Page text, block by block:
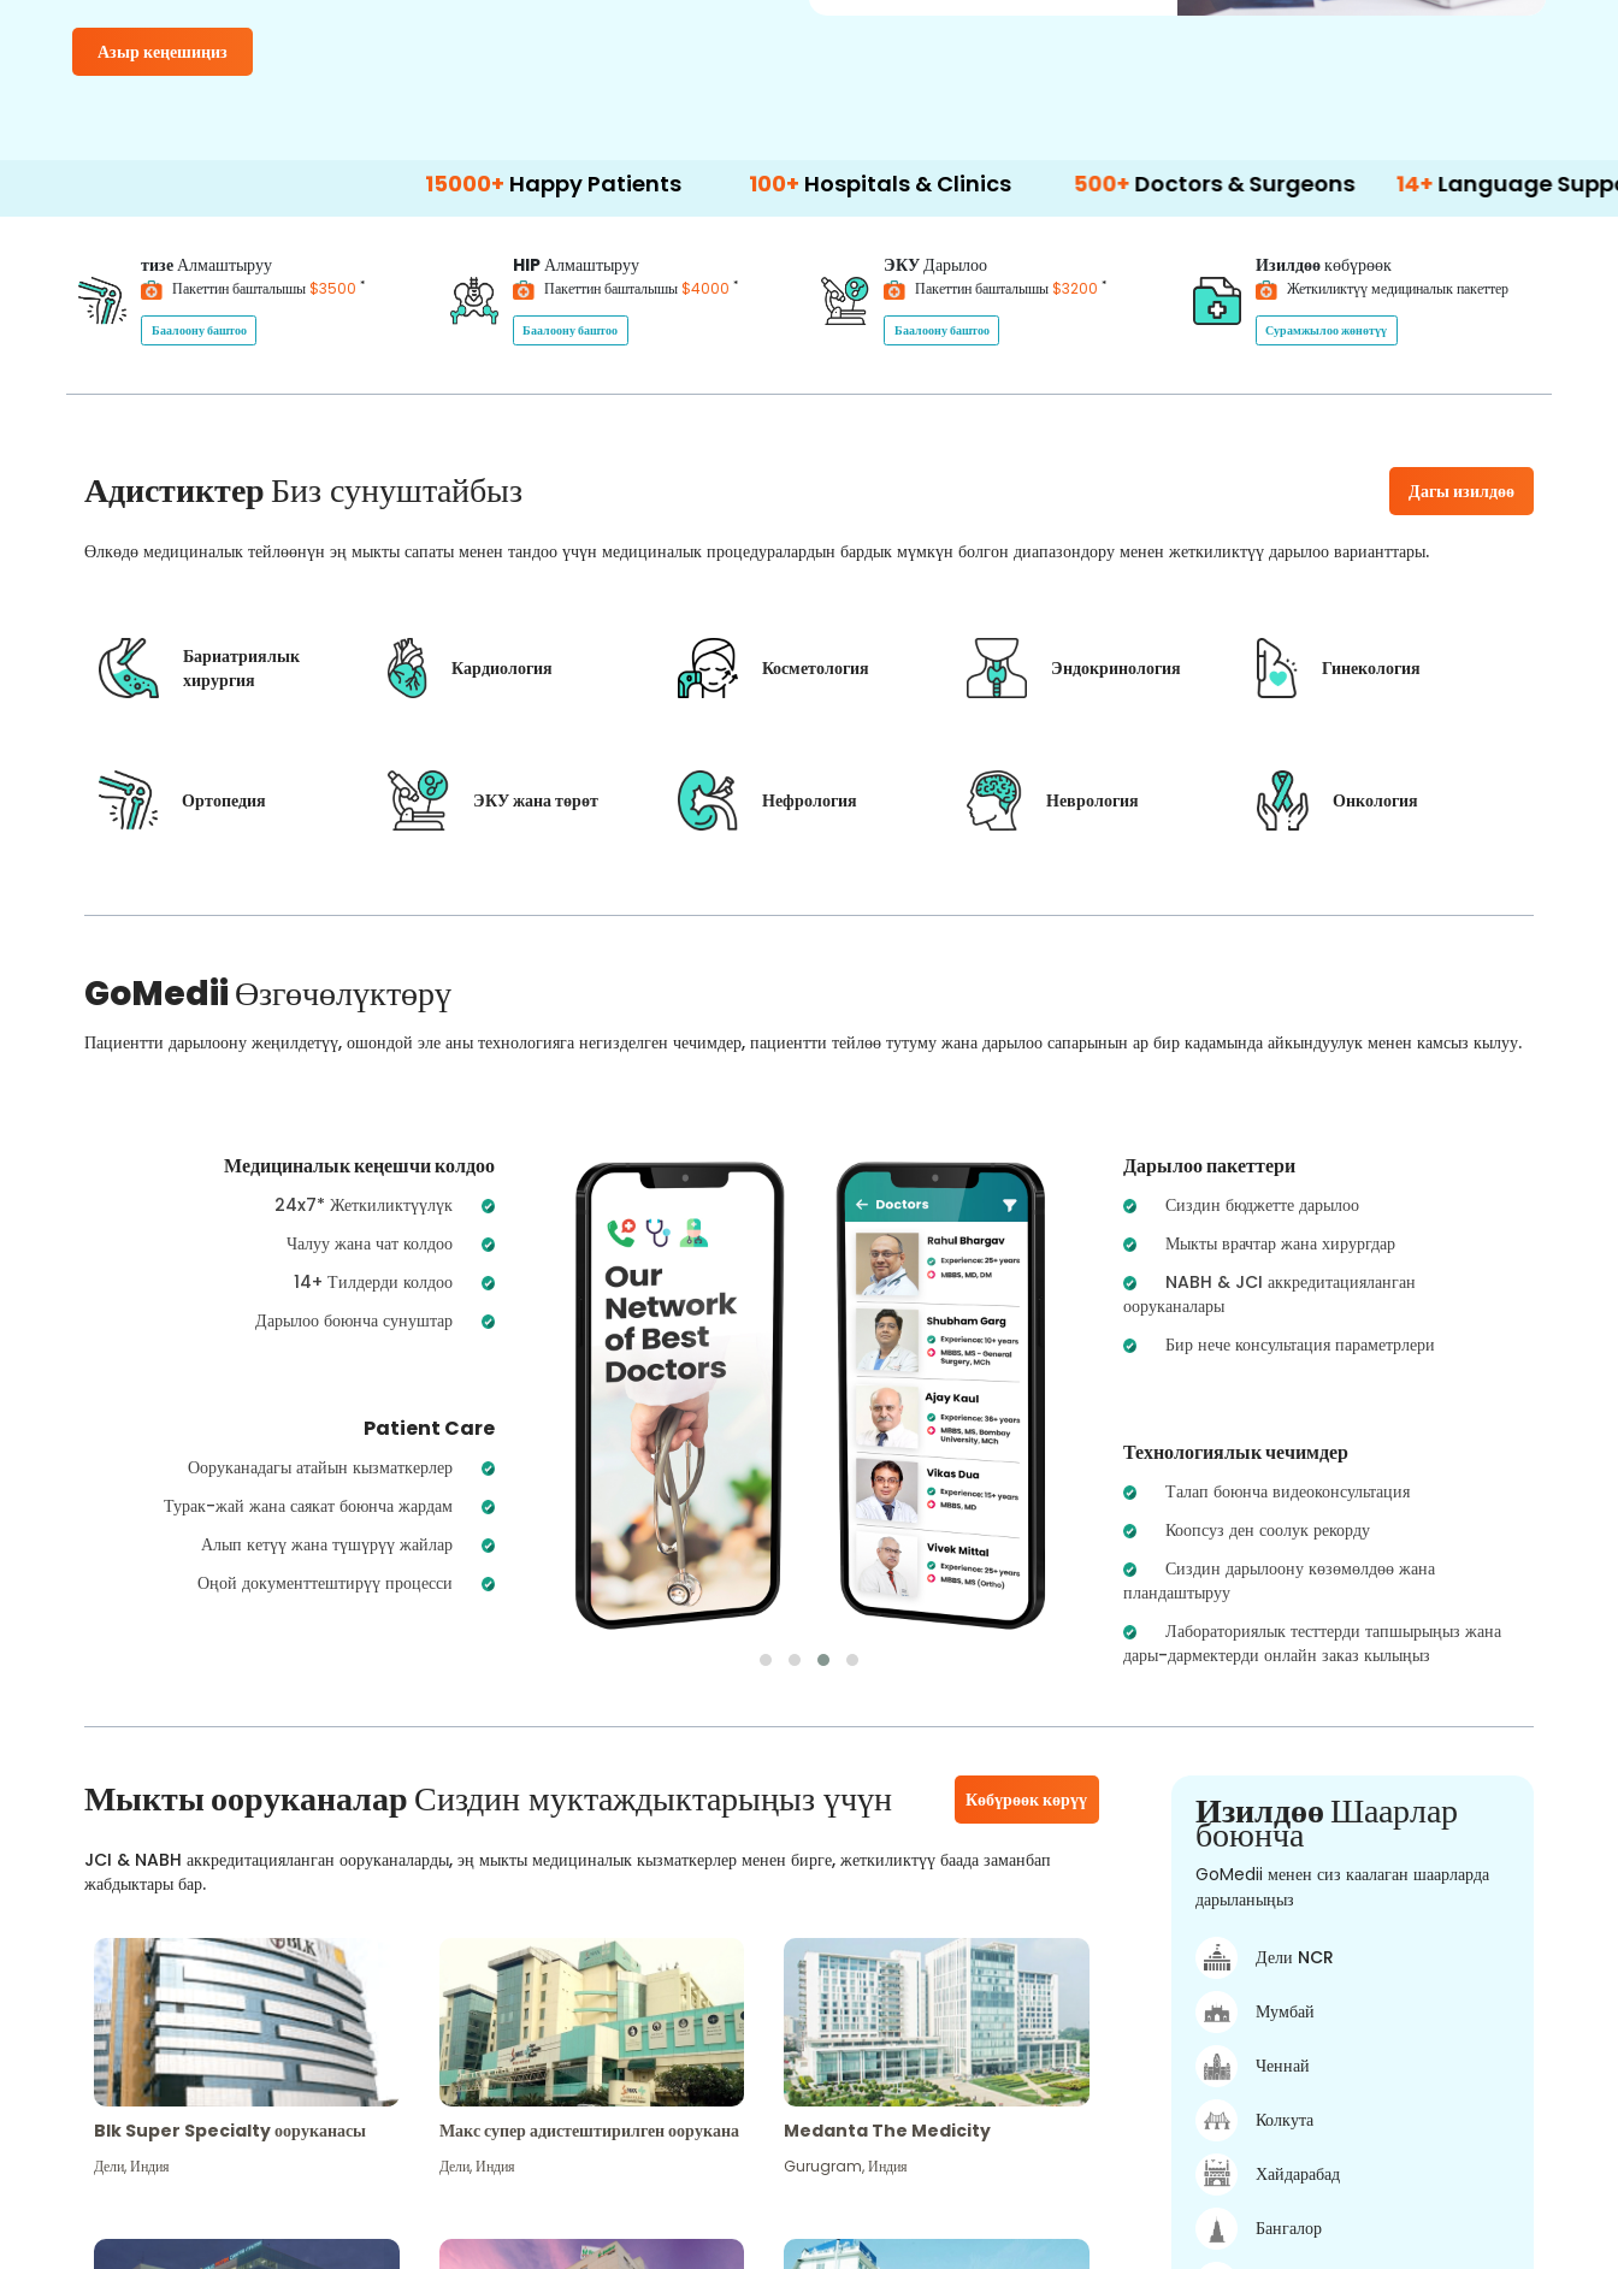
Азыр кеңешиңиз
Happy Patients 100+ Hospitals & Clinics 500+ Doctors & Surgeons 14+Language Support
тизеАлмаштыруу
Пакеттин башталышы$3500 *
Баалоону баштоо
HIPАлмаштыруу
Пакеттин башталышы$4000 *
Баалоону баштоо
ЭКУДарылоо
Пакеттин башталышы$3200 *
Баалоону баштоо
Изилдөөкөбүрөөк
Жеткиликтүү медициналык пакеттер
Сурамжылоо жөнөтүү
АдистиктерБиз сунуштайбыз Дагы изилдөө
Өлкөдө медициналык тейлөөнүн эң мыкты сапаты менен тандоо үчүн медициналык процедуралардын бардык мүмкүн болгон диапазондору менен жеткиликтүү дарылоо варианттары.
Бариатриялык
хирургия
Кардиология Косметология Эндокринология Гинекология
Ортопедия ЭКУ жана төрөт Нефрология Неврология Онкология
GoMediiӨзгөчөлүктөрү
Пациентти дарылоону жеңилдетүү, ошондой эле аны технологияга негизделген чечимдер, пациентти тейлөө тутуму жана дарылоо сапарынын ар бир кадамында айкындуулук менен камсыз кылуу.
Медициналык кеңешчи колдоо
24x7* Жеткиликтүүлүк
Чалуу жана чат колдоо
14+ Тилдерди колдоо
Дарылоо боюнча сунуштар
Patient Care
Ооруканадагы атайын кызматкерлер
Турак-жай жана саякат боюнча жардам
Алып кетүү жана түшүрүү жайлар
Оңой документтештирүү процесси
Дарылоо пакеттери
Сиздин бюджетте дарылоо
Мыкты врачтар жана хирургдар
NABH & JCI аккредитацияланган
ооруканалары
Бир нече консультация параметрлери
Технологиялык чечимдер
Талап боюнча видеоконсультация
Коопсуз ден соолук рекорду
Сиздин дарылоону көзөмөлдөө жана
пландаштыруу
Лабораториялык тесттерди тапшырыңыз жана
дары-дармектерди онлайн заказ кылыңыз
Мыкты ооруканаларСиздин муктаждыктарыңыз үчүн Көбүрөөк көрүү
JCI & NABH аккредитацияланган ооруканаларды, эң мыкты медициналык кызматкерлер менен бирге, жеткиликтүү баада заманбап
жабдыктары бар.
Blk Super Specialty ооруканасы
Дели,Индия
Макс супер адистештирилген оорукана
Дели,Индия
Medanta The Medicity
Gurugram,Индия
ИзилдөөШаарлар
боюнча
GoMedii менен сиз каалаган шаарларда
дарыланыңыз
Дели NCR
Мумбай
Ченнай
Колкута
Хайдарабад
Бангалор